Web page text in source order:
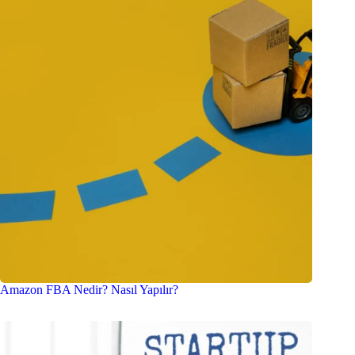
Amazon FBA Nedir? Nasıl Yapılır?